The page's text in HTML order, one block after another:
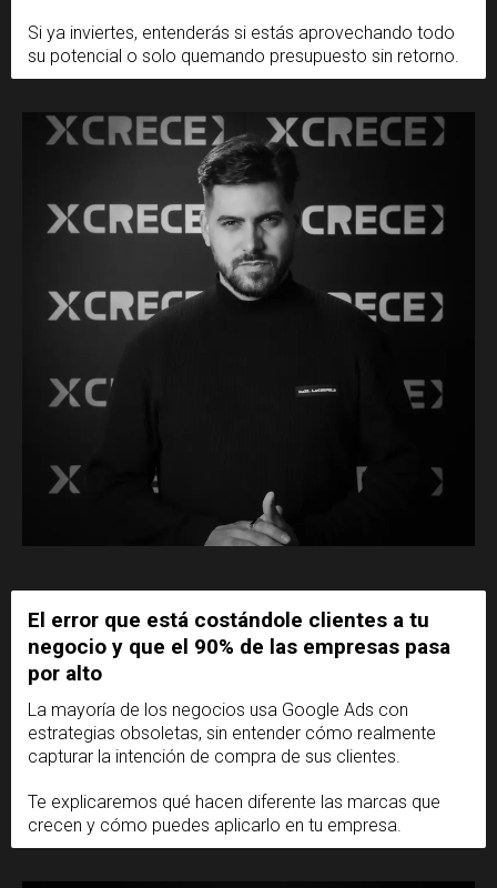
Si ya inviertes, entenderás si estás aprovechando todo
su potencial o solo quemando presupuesto sin retorno.
El error que está costándole clientes a tu
negocio y que el 90% de las empresas pasa
por alto
La mayoría de los negocios usa Google Ads con
estrategias obsoletas, sin entender cómo realmente
capturar la intención de compra de sus clientes.
Te explicaremos qué hacen diferente las marcas que
crecen y cómo puedes aplicarlo en tu empresa.